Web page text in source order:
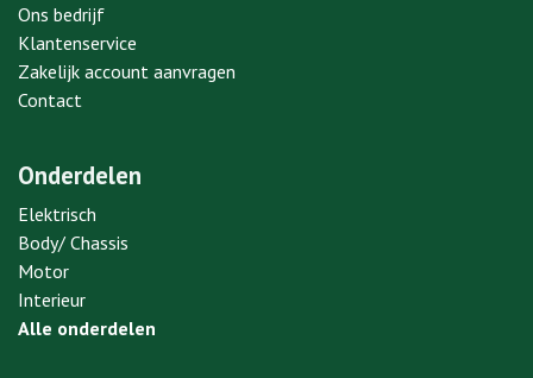
Ons bedrijf
Klantenservice
Zakelijk account aanvragen
Contact
Onderdelen
Elektrisch
Body/ Chassis
Motor
Interieur
Alle onderdelen